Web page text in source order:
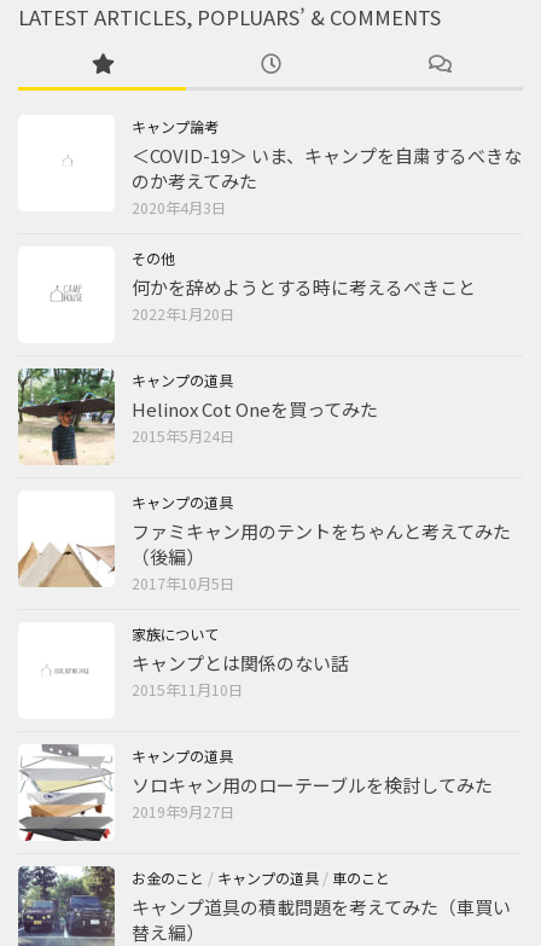
LATEST ARTICLES, POPLUARS’ & COMMENTS
キャンプ論考
＜COVID-19＞ いま、キャンプを自粛するべきな
のか考えてみた
2020年4月3日
その他
何かを辞めようとする時に考えるべきこと
2022年1月20日
キャンプの道具
Helinox Cot Oneを買ってみた
2015年5月24日
キャンプの道具
ファミキャン用のテントをちゃんと考えてみた
（後編）
2017年10月5日
家族について
キャンプとは関係のない話
2015年11月10日
キャンプの道具
ソロキャン用のローテーブルを検討してみた
2019年9月27日
お金のこと / キャンプの道具 / 車のこと
キャンプ道具の積載問題を考えてみた（車買い
替え編）